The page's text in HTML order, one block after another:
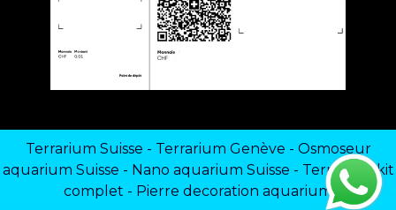
Terrarium Suisse - Terrarium Genève - Osmoseur
aquarium Suisse - Nano aquarium Suisse - Terrarium kit
complet - Pierre decoration aquarium